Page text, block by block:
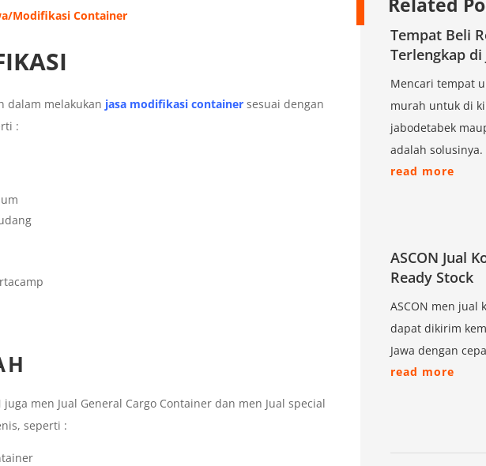
Modifikasi Container
dalam melakukan jasa modifikasi containersesuai dengan
:
men Jual General Cargo Container dan men Jual special
seperti :
Tempat Beli
Terlengkap di
Mencari tempat
murah untuk di
jabodetabek
adalah solusinya.
read more
ASCON Jual
Ready Stock
ASCON men jual
dapat dikirim
Jawa dengan
read more